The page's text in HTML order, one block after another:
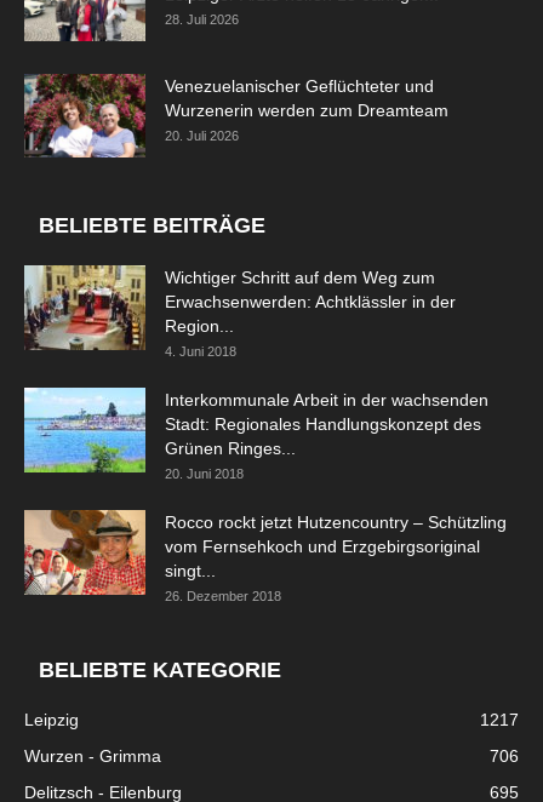
28. Juli 2026
Venezuelanischer Geflüchteter und
Wurzenerin werden zum Dreamteam
20. Juli 2026
BELIEBTE BEITRÄGE
Wichtiger Schritt auf dem Weg zum
Erwachsenwerden: Achtklässler in der
Region...
4. Juni 2018
Interkommunale Arbeit in der wachsenden
Stadt: Regionales Handlungskonzept des
Grünen Ringes...
20. Juni 2018
Rocco rockt jetzt Hutzencountry – Schützling
vom Fernsehkoch und Erzgebirgsoriginal
singt...
26. Dezember 2018
BELIEBTE KATEGORIE
Leipzig
1217
Wurzen - Grimma
706
Delitzsch - Eilenburg
695